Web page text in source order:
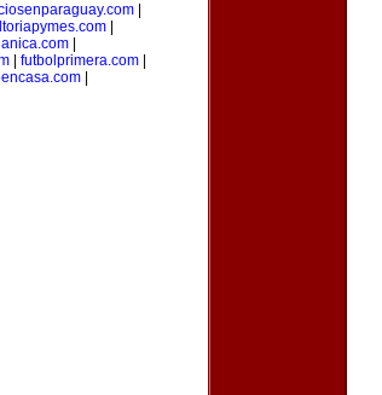
|
| futbolprimera.com|